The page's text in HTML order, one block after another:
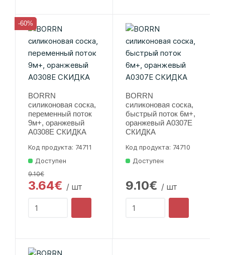
-60%
BORRN
силиконовая соска,
переменный поток
9м+, оранжевый
A0308E СКИДКА
Код продукта: 74711
Доступен
9.10€
3.64€ / шт
BORRN
силиконовая соска,
быстрый поток 6м+,
оранжевый A0307E
СКИДКА
Код продукта: 74710
Доступен
9.10€ / шт